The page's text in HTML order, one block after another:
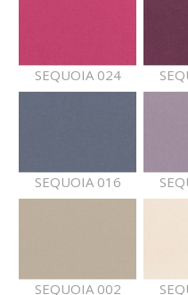
SEQUOIA 024
SEQUOIA 016
SEQUOIA 002